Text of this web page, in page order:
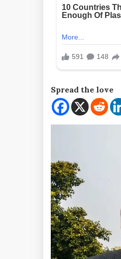
Spread the love